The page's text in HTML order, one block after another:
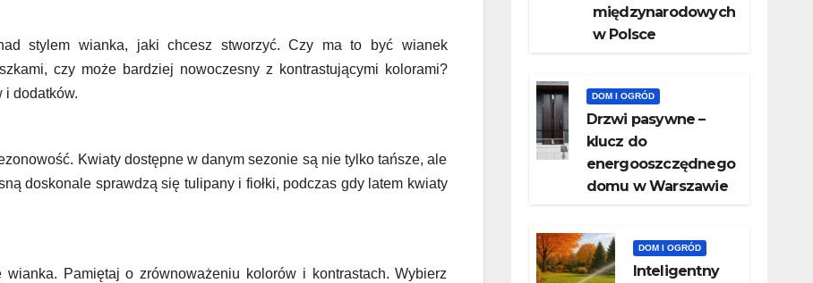
stylem wianka, jaki chcesz stworzyć. Czy ma to być wianek
czy może bardziej nowoczesny z kontrastującymi kolorami?
i dodatków.
Kwiaty dostępne w danym sezonie są nie tylko tańsze, ale
doskonale sprawdzą się tulipany i fiołki, podczas gdy latem kwiaty
Pamiętaj o zrównoważeniu kolorów i kontrastach. Wybierz
międzynarodowych
w Polsce
DOM I OGRÓD
Drzwi pasywne –
klucz do
energooszczędnego
domu w Warszawie
DOM I OGRÓD
Inteligentny